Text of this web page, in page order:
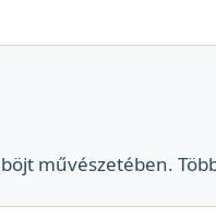
művészetében.